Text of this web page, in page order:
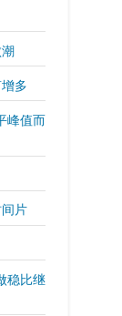
多
峰值而
片
稳比继